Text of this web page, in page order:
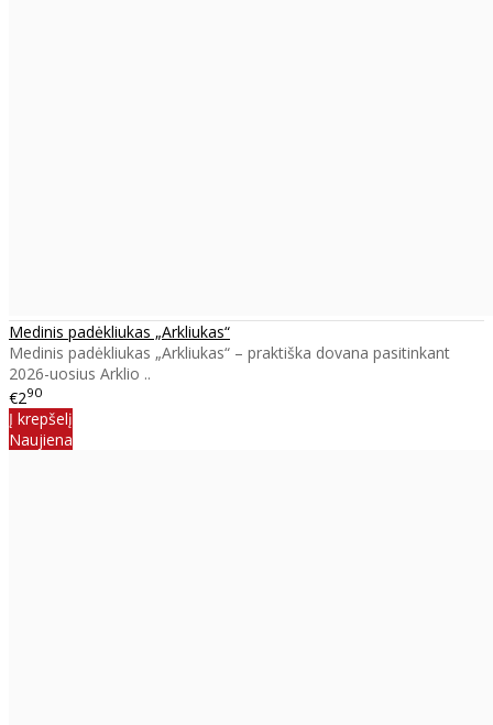
Medinis padėkliukas „Arkliukas“
Medinis padėkliukas „Arkliukas“ – praktiška dovana pasitinkant
2026-uosius Arklio ..
€290
Į krepšelį
Naujiena